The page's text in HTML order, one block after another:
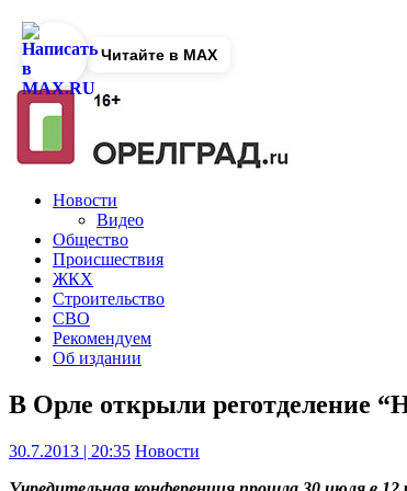
Новости
Видео
Общество
Происшествия
ЖКХ
Строительство
СВО
Рекомендуем
Об издании
В Орле открыли реготделение
30.7.2013 | 20:35 Новости
Читайте в MAX